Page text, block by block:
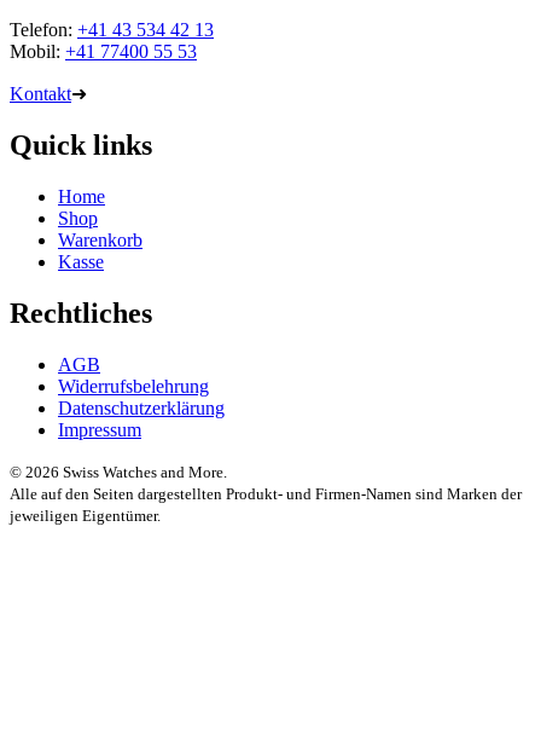
Telefon: +41 43 534 42 13
Mobil: +41 77400 55 53
Kontakt➜
Quick links
Home
Shop
Warenkorb
Kasse
Rechtliches
AGB
Widerrufsbelehrung
Datenschutzerklärung
Impressum
© 2026 Swiss Watches and More.
Alle auf den Seiten dargestellten Produkt- und Firmen-Namen sind Marken der
jeweiligen Eigentümer.